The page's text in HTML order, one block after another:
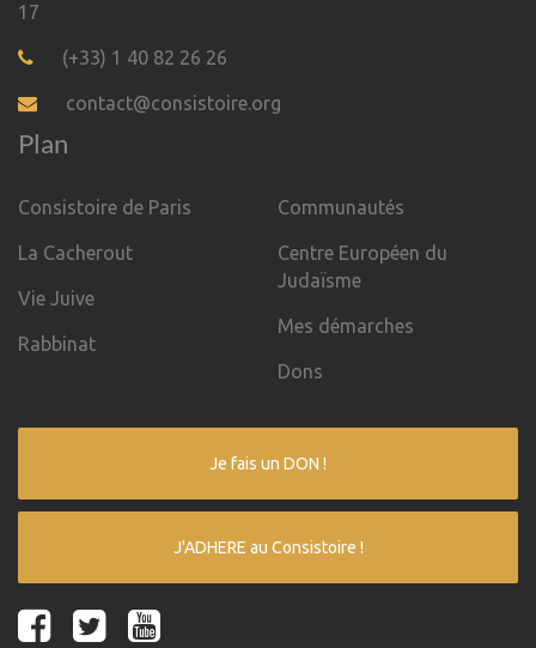
17
(+33) 1 40 82 26 26
contact@consistoire.org
Plan
Consistoire de Paris
La Cacherout
Vie Juive
Rabbinat
Communautés
Centre Européen du
Judaïsme
Mes démarches
Dons
Je fais un DON !
J'ADHERE au Consistoire !